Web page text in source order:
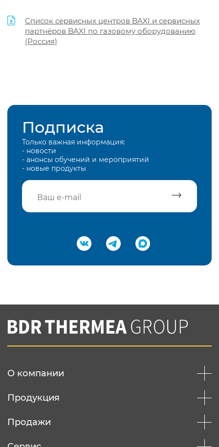
Список сервисных центров BAXI и сервисных
партнёров BAXI по газовому оборудованию
(Россия)
Подписка
Только важная информация:
- новости
- анонсы обучений и мероприятий
- новые продукты
Подтвердить e-mail
Вы соглашаетесь с нашей политикой
конфеденциальности
О компании
Продукция
Продажи